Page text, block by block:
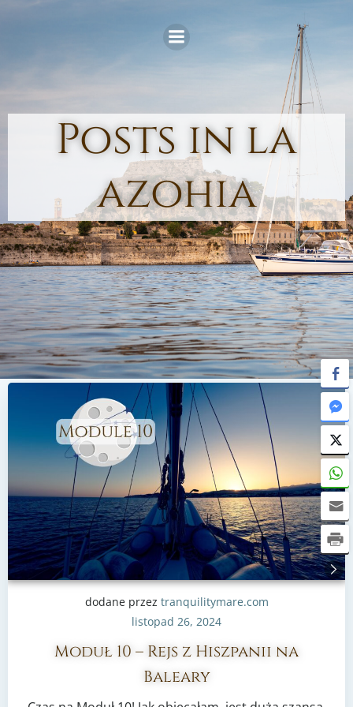
to
content
Posts in la
azohia
dodane przez tranquilitymare.com
listopad 26, 2024
Moduł 10 – Rejs z Hiszpanii na
Baleary